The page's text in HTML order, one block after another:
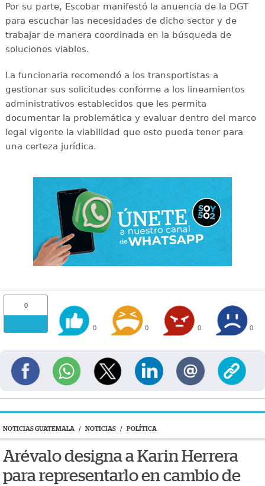
Por su parte, Escobar manifestó la anuencia de la DGT
para escuchar las necesidades de dicho sector y de
trabajar de manera coordinada en la búsqueda de
soluciones viables.
La funcionaria recomendó a los transportistas a
gestionar sus solicitudes conforme a los lineamientos
administrativos establecidos que les permita
documentar la problemática y evaluar dentro del marco
legal vigente la viabilidad que esto pueda tener para
una certeza jurídica.
0
0 0 0 0
NOTICIAS GUATEMALA / NOTICIAS / POLÍTICA
Arévalo designa a Karin Herrera
para representarlo en cambio de